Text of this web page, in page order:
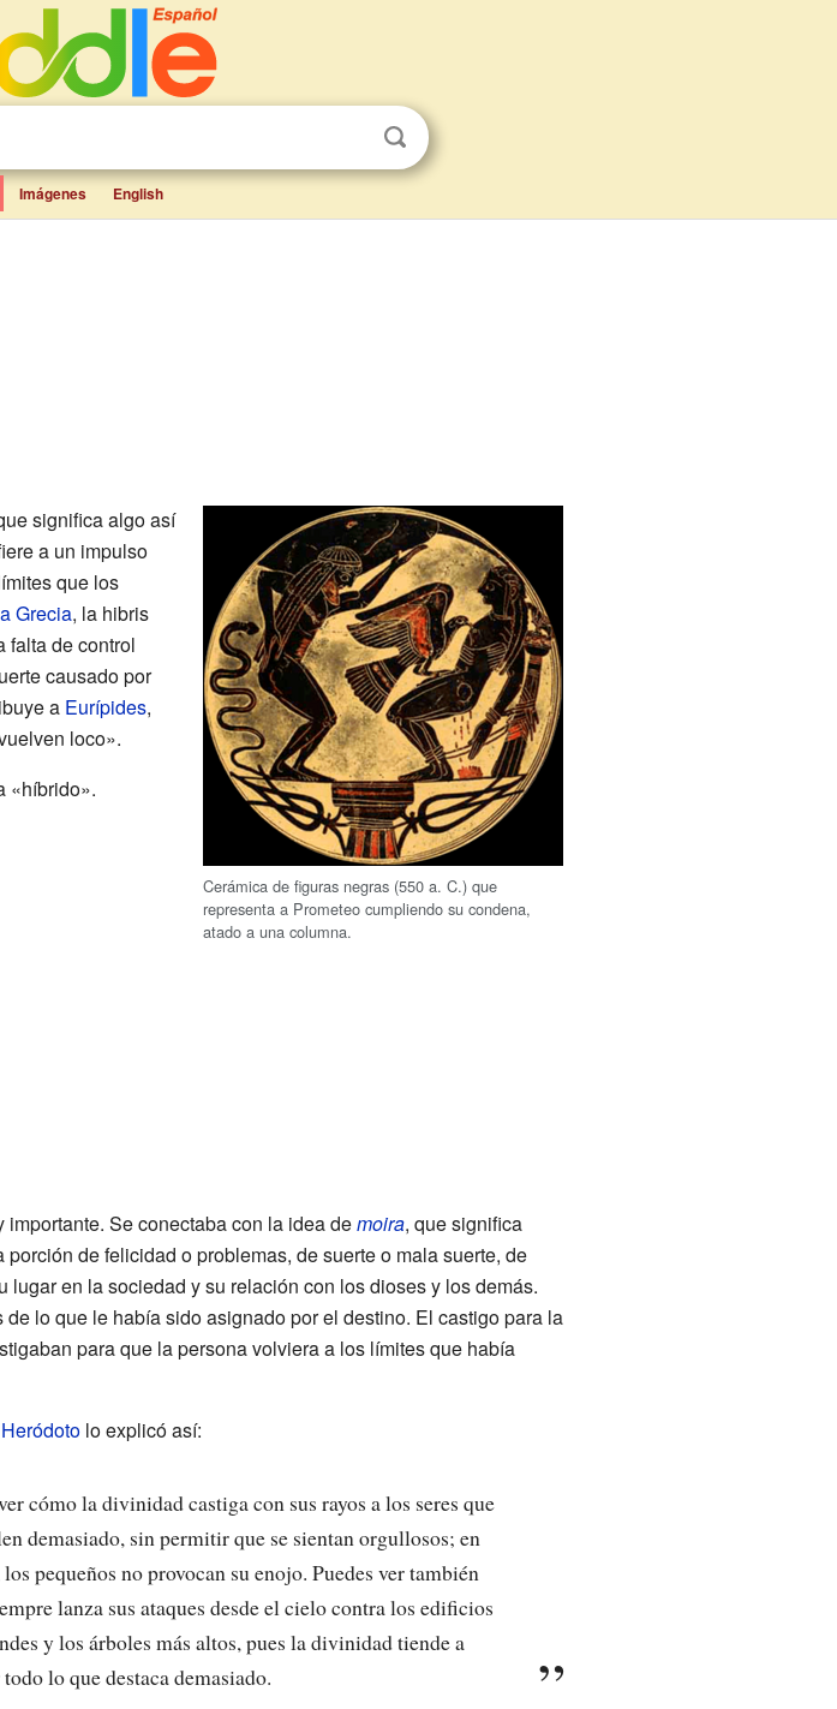
Imágenes English
Cerámica de figuras negras (550 a. C.) que
representa a Prometeo cumpliendo su condena,
atado a una columna.
significa algo así
a un impulso
que los
Grecia, la hibris
falta de control
causado por
a Eurípides,
loco».
«híbrido».
Se conectaba con la idea demoira, que significa
porción de felicidad o problemas, de suerte o mala suerte, de
en la sociedad y su relación con los dioses y los demás.
lo que le había sido asignado por el destino. El castigo para la
para que la persona volviera a los límites que había
Heródotolo explicó así:
cómo la divinidad castiga con sus rayos a los seres que
demasiado, sin permitir que se sientan orgullosos; en
pequeños no provocan su enojo. Puedes ver también
lanza sus ataques desde el cielo contra los edificios
y los árboles más altos, pues la divinidad tiende a
lo que destaca demasiado.